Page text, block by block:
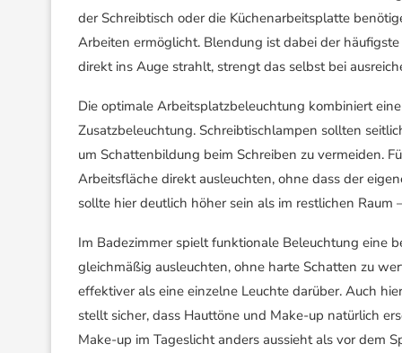
der Schreibtisch oder die Küchenarbeitsplatte
Arbeiten ermöglicht. Blendung ist dabei der
direkt ins Auge strahlt, strengt das selbst bei
Die optimale Arbeitsplatzbeleuchtung kombiniert
Zusatzbeleuchtung. Schreibtischlampen sollten
um Schattenbildung beim Schreiben zu vermeiden.
Arbeitsfläche direkt ausleuchten, ohne dass der
sollte hier deutlich höher sein als im restlichen
Im Badezimmer spielt funktionale Beleuchtung eine
gleichmäßig ausleuchten, ohne harte Schatten zu
effektiver als eine einzelne Leuchte darüber. Auch
stellt sicher, dass Hauttöne und Make-up natürlich
Make-up im Tageslicht anders aussieht als vor dem